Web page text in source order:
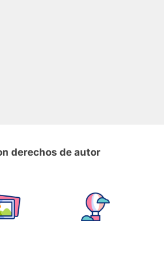
derechos de autor